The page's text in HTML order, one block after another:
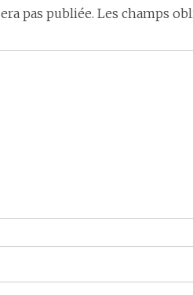
pas publiée. Les champs